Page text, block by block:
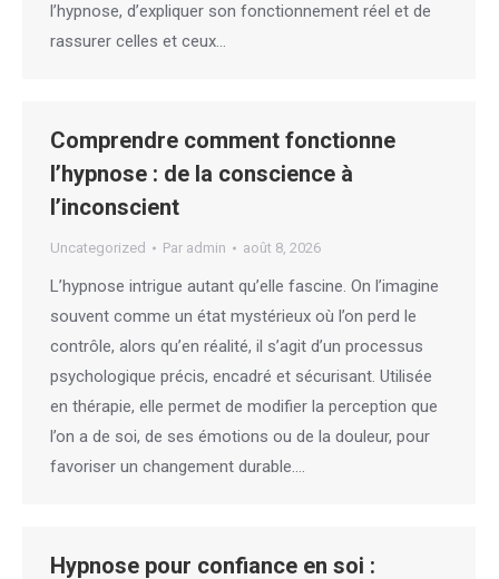
l’hypnose, d’expliquer son fonctionnement réel et de
rassurer celles et ceux…
Comprendre comment fonctionne
l’hypnose : de la conscience à
l’inconscient
Uncategorized Par admin août 8, 2026
L’hypnose intrigue autant qu’elle fascine. On l’imagine
souvent comme un état mystérieux où l’on perd le
contrôle, alors qu’en réalité, il s’agit d’un processus
psychologique précis, encadré et sécurisant. Utilisée
en thérapie, elle permet de modifier la perception que
l’on a de soi, de ses émotions ou de la douleur, pour
favoriser un changement durable.…
Hypnose pour confiance en soi :